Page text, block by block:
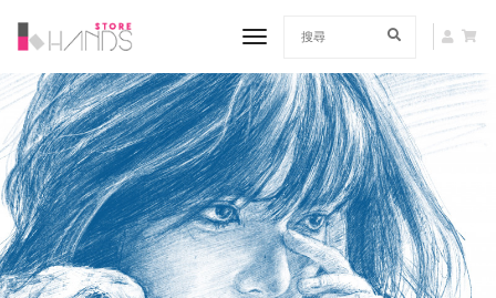
toggle navigation